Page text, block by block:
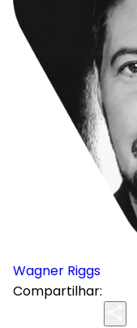
Wagner Riggs
Compartilhar: